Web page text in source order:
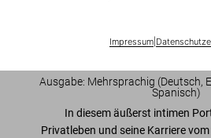
Impressum|
Ausgabe: Mehrsprachig (Deutsch,
Spanisch)
In diesem äußerst intimen
Privatleben und seine Karriere